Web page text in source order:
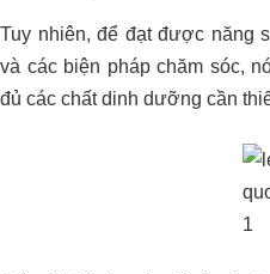
Tuy nhiên, để đạt được năng
và các biện pháp chăm sóc,
đủ các chất dinh dưỡng cần